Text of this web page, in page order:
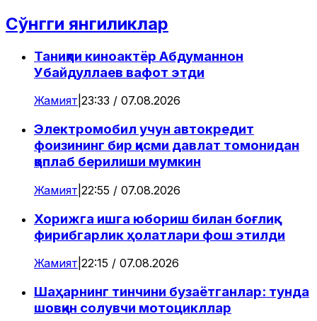
Сўнгги янгиликлар
Таниқли киноактёр Абдуманнон
Убайдуллаев вафот этди
Жамият 23:33 / 07.08.2026
Электромобил учун автокредит
фоизининг бир қисми давлат томонидан
қоплаб берилиши мумкин
Жамият 22:55 / 07.08.2026
Хорижга ишга юбориш билан боғлиқ
фирибгарлик ҳолатлари фош этилди
Жамият 22:15 / 07.08.2026
Шаҳарнинг тинчини бузаётганлар: тунда
шовқин солувчи мотоцикллар